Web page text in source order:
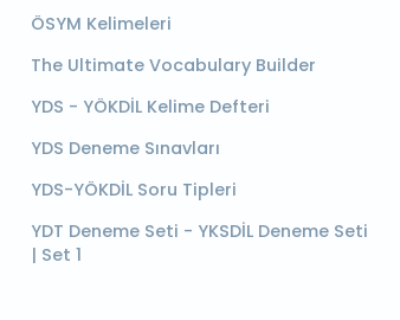
ÖSYM Kelimeleri
The Ultimate Vocabulary Builder
YDS - YÖKDİL Kelime Defteri
YDS Deneme Sınavları
YDS-YÖKDİL Soru Tipleri
YDT Deneme Seti - YKSDİL Deneme Seti
| Set 1